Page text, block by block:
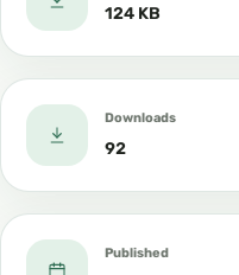
124 KB
Downloads
92
Published